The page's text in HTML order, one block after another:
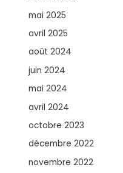
mai 2025
avril 2025
août 2024
juin 2024
mai 2024
avril 2024
octobre 2023
décembre 2022
novembre 2022